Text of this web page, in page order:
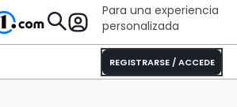
Para una experiencia
personalizada
REGISTRARSE / ACCEDE